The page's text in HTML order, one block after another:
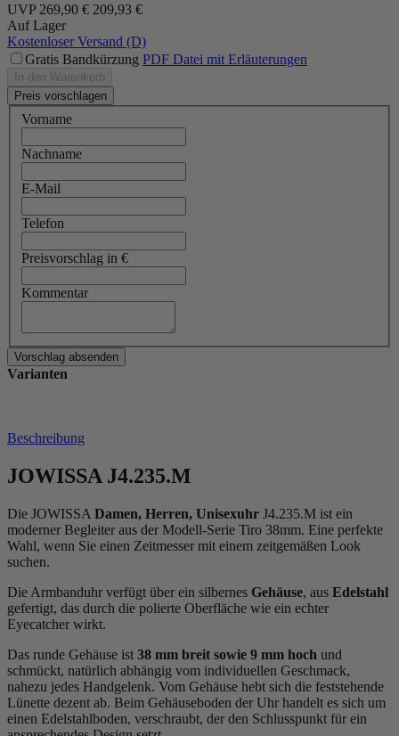
UVP 269,90 € 209,93 €
Auf Lager
Kostenloser Versand (D)
Gratis Bandkürzung PDF Datei mit Erläuterungen
In den Warenkorb
Preis vorschlagen
Vorname
Nachname
E-Mail
Telefon
Preisvorschlag in €
Kommentar
Varianten
Beschreibung
JOWISSA J4.235.M
Die JOWISSA Damen, Herren, Unisexuhr J4.235.M ist ein
moderner Begleiter aus der Modell-Serie Tiro 38mm. Eine perfekte
Wahl, wenn Sie einen Zeitmesser mit einem zeitgemäßen Look
suchen.
Die Armbanduhr verfügt über ein silbernes Gehäuse, aus Edelstahl
gefertigt, das durch die polierte Oberfläche wie ein echter
Eyecatcher wirkt.
Das runde Gehäuse ist 38 mm breit sowie 9 mm hoch und
schmückt, natürlich abhängig vom individuellen Geschmack,
nahezu jedes Handgelenk. Vom Gehäuse hebt sich die feststehende
Lünette dezent ab. Beim Gehäuseboden der Uhr handelt es sich um
einen Edelstahlboden, verschraubt, der den Schlusspunkt für ein